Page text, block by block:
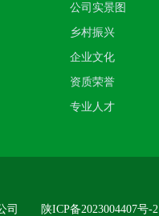
公司实景图
乡村振兴
企业文化
资质荣誉
专业人才
公司 陕ICP备2023004407号-2